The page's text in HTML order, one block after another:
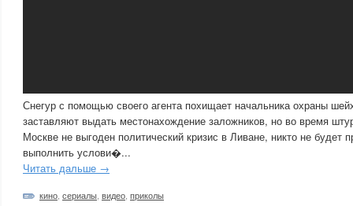
Снегур с помощью своего агента похищает начальника охраны
заставляют выдать местонахождение заложников, но во время
Москве не выгоден политический кризис в Ливане, никто не будет
выполнить услови�...
Читать дальше →
кино сериалы видео приколы